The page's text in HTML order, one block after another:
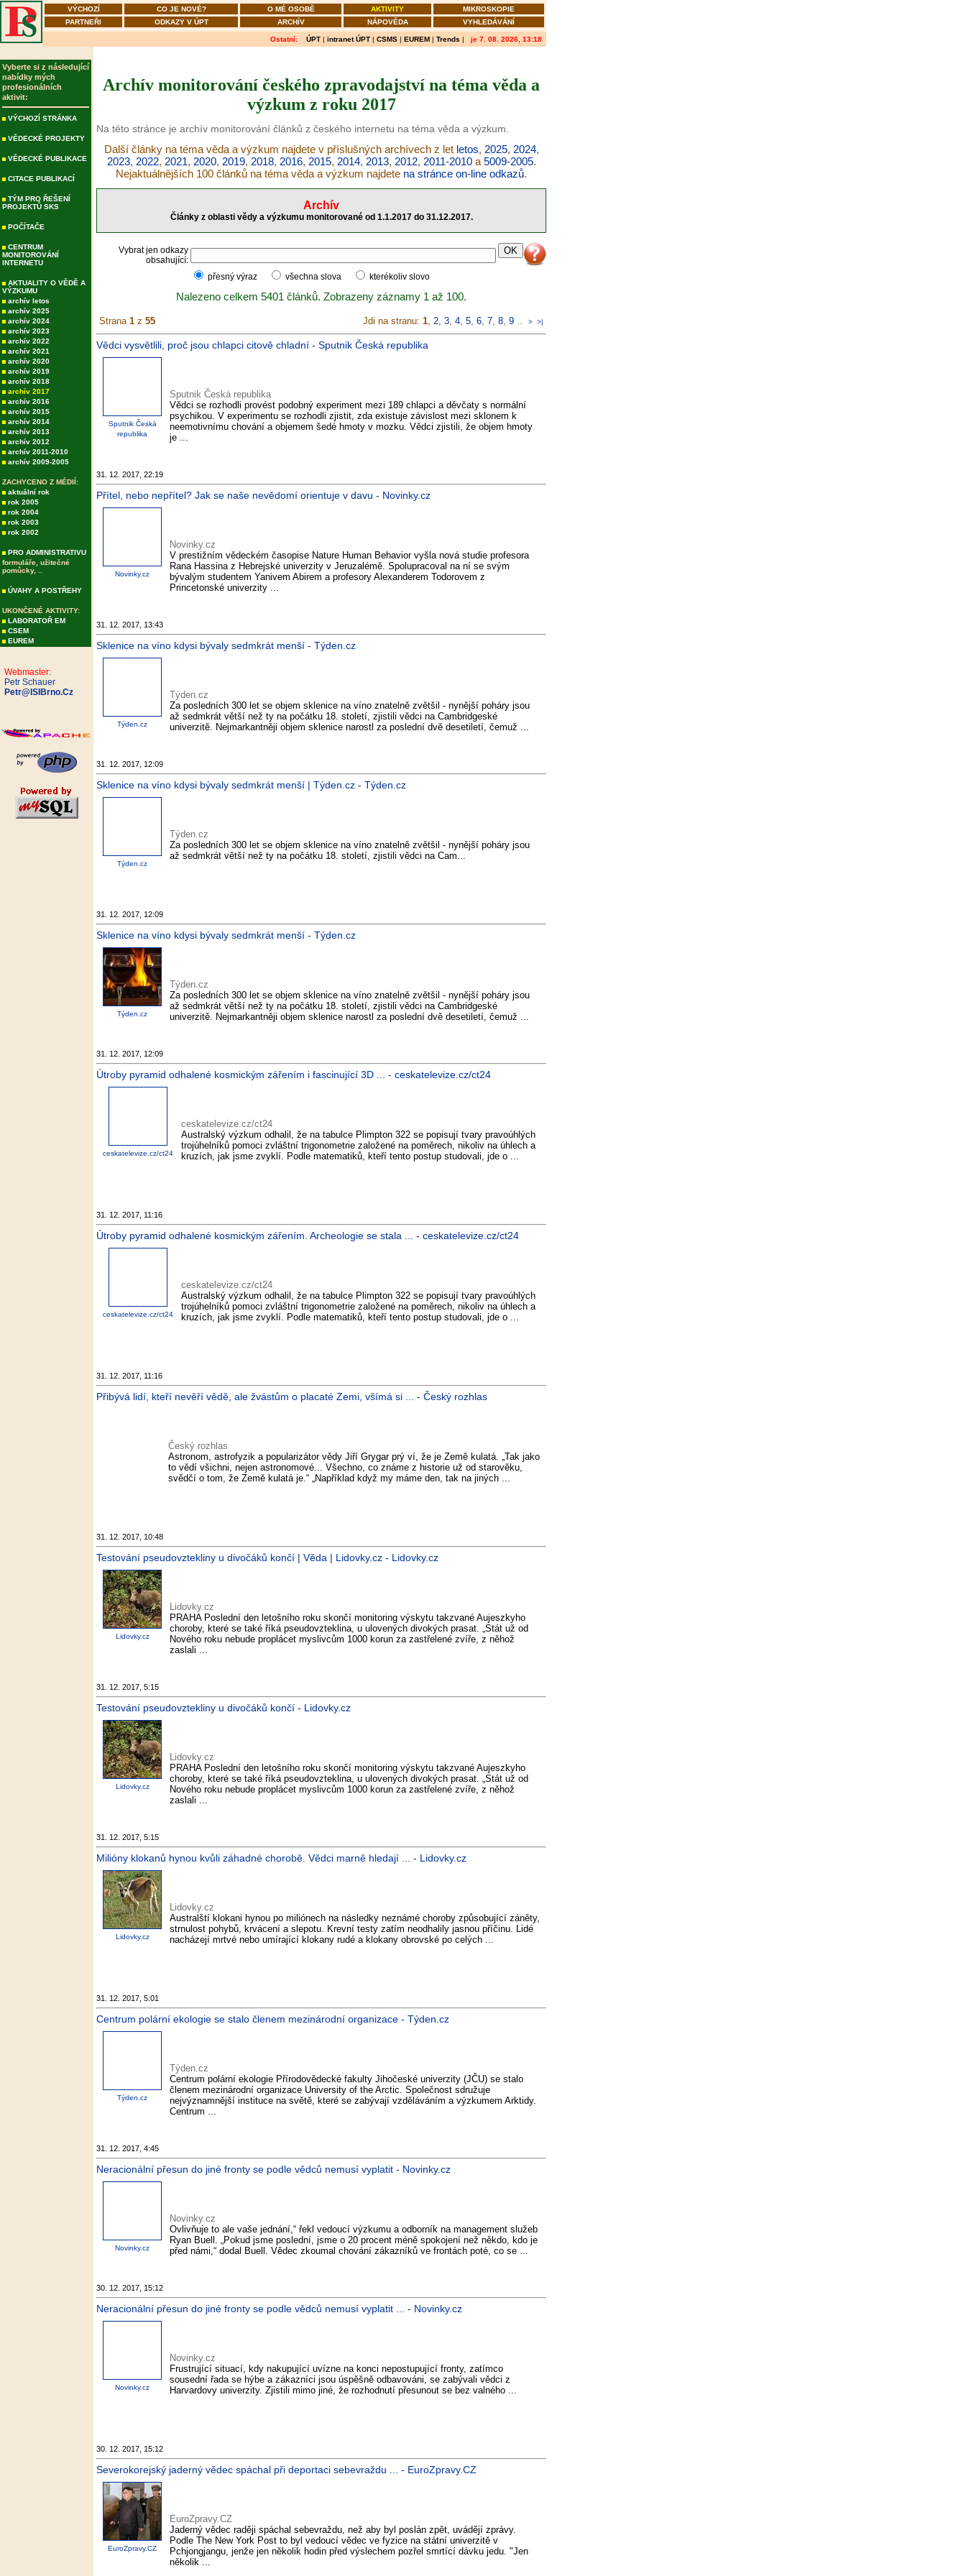
VÝCHOZÍ CO JE NOVÉ? O MÉ OSOBĚ AKTIVITY
MIKROSKOPIE
PARTNEŘI
ODKAZY V ÚPT ARCHÍV NÁPOVĚDA VYHLEDÁVÁNÍ
Ostatní: ÚPT | intranet ÚPT | CSMS | EUREM | Trends | je 7. 08. 2026, 13:18
Vyberte si z následující
nabídky mých
profesionálních
aktivit:
VÝCHOZÍ STRÁNKA
VĚDECKÉ PROJEKTY
VĚDECKÉ PUBLIKACE
CITACE PUBLIKACÍ
TÝM PRO ŘEŠENÍ
PROJEKTŮ SKS
POČÍTAČE
CENTRUM
MONITOROVÁNÍ
INTERNETU
AKTUALITY O VĚDĚ A
VÝZKUMU
archív letos
archív 2025
archív 2024
archív 2023
archív 2022
archív 2021
archív 2020
archív 2019
archív 2018
archív 2017
archív 2016
archív 2015
archív 2014
archív 2013
archív 2012
archív 2011-2010
archív 2009-2005
ZACHYCENO Z MÉDIÍ:
aktuální rok
rok 2005
rok 2004
rok 2003
rok 2002
PRO ADMINISTRATIVU
formuláře, užitečné
pomůcky, ..
ÚVAHY A POSTŘEHY
UKONČENÉ AKTIVITY:
LABORATOŘ EM
CSEM
EUREM
Webmaster:
Petr Schauer
Petr@ISIBrno.Cz
Archív monitorování českého zpravodajství na téma věda a
výzkum z roku 2017
Na této stránce je archív monitorování článků z českého internetu na téma věda a výzkum.
Další články na téma věda a výzkum najdete v příslušných archívech z let letos, 2025, 2024,
2023, 2022, 2021, 2020, 2019, 2018, 2016, 2015, 2014, 2013, 2012, 2011-2010a 5009-2005.
Nejaktuálnějších 100 článků na téma věda a výzkum najdete na stránce on-line odkazů.
Archív
Články z oblasti vědy a výzkumu monitorované od 1.1.2017 do 31.12.2017.
Vybrat jen odkazy
obsahující:
přesný výraz
všechna slova kterékoliv slovo
Nalezeno celkem 5401 článků. Zobrazeny záznamy 1 až 100.
Strana 1 z 55 Jdi na stranu: 1, 2, 3, 4, 5, 6, 7, 8, 9 .. > >|
Vědci vysvětlili, proč jsou chlapci citově chladní - Sputnik Česká republika
Sputnik Česká
republika
Sputnik Česká republika
Vědci se rozhodli provést podobný experiment mezi 189 chlapci a děvčaty s normální
psychikou. V experimentu se rozhodli zjistit, zda existuje závislost mezi sklonem k
neemotivnímu chování a objemem šedé hmoty v mozku. Vědci zjistili, že objem hmoty
je ...
31. 12. 2017, 22:19
Přítel, nebo nepřítel? Jak se naše nevědomí orientuje v davu - Novinky.cz
Novinky.cz
Novinky.cz
V prestižním vědeckém časopise Nature Human Behavior vyšla nová studie profesora
Rana Hassina z Hebrejské univerzity v Jeruzalémě. Spolupracoval na ní se svým
bývalým studentem Yanivem Abirem a profesory Alexanderem Todorovem z
Princetonské univerzity ...
31. 12. 2017, 13:43
Sklenice na víno kdysi bývaly sedmkrát menší - Týden.cz
Týden.cz
Týden.cz
Za posledních 300 let se objem sklenice na víno znatelně zvětšil - nynější poháry jsou
až sedmkrát větší než ty na počátku 18. století, zjistili vědci na Cambridgeské
univerzitě. Nejmarkantněji objem sklenice narostl za poslední dvě desetiletí, čemuž ...
31. 12. 2017, 12:09
Sklenice na víno kdysi bývaly sedmkrát menší | Týden.cz - Týden.cz
Týden.cz
Týden.cz
Za posledních 300 let se objem sklenice na víno znatelně zvětšil - nynější poháry jsou
až sedmkrát větší než ty na počátku 18. století, zjistili vědci na Cam...
31. 12. 2017, 12:09
Sklenice na víno kdysi bývaly sedmkrát menší - Týden.cz
Týden.cz
Týden.cz
Za posledních 300 let se objem sklenice na víno znatelně zvětšil - nynější poháry jsou
až sedmkrát větší než ty na počátku 18. století, zjistili vědci na Cambridgeské
univerzitě. Nejmarkantněji objem sklenice narostl za poslední dvě desetiletí, čemuž ...
31. 12. 2017, 12:09
Útroby pyramid odhalené kosmickým zářením i fascinující 3D ... - ceskatelevize.cz/ct24
ceskatelevize.cz/ct24
ceskatelevize.cz/ct24
Australský výzkum odhalil, že na tabulce Plimpton 322 se popisují tvary pravoúhlých
trojúhelníků pomoci zvláštní trigonometrie založené na poměrech, nikoliv na úhlech a
kruzích, jak jsme zvyklí. Podle matematiků, kteří tento postup studovali, jde o ...
31. 12. 2017, 11:16
Útroby pyramid odhalené kosmickým zářením. Archeologie se stala ... - ceskatelevize.cz/ct24
ceskatelevize.cz/ct24
ceskatelevize.cz/ct24
Australský výzkum odhalil, že na tabulce Plimpton 322 se popisují tvary pravoúhlých
trojúhelníků pomoci zvláštní trigonometrie založené na poměrech, nikoliv na úhlech a
kruzích, jak jsme zvyklí. Podle matematiků, kteří tento postup studovali, jde o ...
31. 12. 2017, 11:16
Přibývá lidí, kteří nevěří vědě, ale žvástům o placaté Zemi, všímá si ... - Český rozhlas
Český rozhlas
Astronom, astrofyzik a popularizátor vědy Jiří Grygar prý ví, že je Země kulatá. „Tak jako
to vědí všichni, nejen astronomové... Všechno, co známe z historie už od starověku,
svědčí o tom, že Země kulatá je.“ „Například když my máme den, tak na jiných ...
31. 12. 2017, 10:48
Testování pseudovztekliny u divočáků končí | Věda | Lidovky.cz - Lidovky.cz
Lidovky.cz
Lidovky.cz
PRAHA Poslední den letošního roku skončí monitoring výskytu takzvané Aujeszkyho
choroby, které se také říká pseudovzteklina, u ulovených divokých prasat. „Stát už od
Nového roku nebude proplácet myslivcům 1000 korun za zastřelené zvíře, z něhož
zaslali ...
31. 12. 2017, 5:15
Testování pseudovztekliny u divočáků končí - Lidovky.cz
Lidovky.cz
Lidovky.cz
PRAHA Poslední den letošního roku skončí monitoring výskytu takzvané Aujeszkyho
choroby, které se také říká pseudovzteklina, u ulovených divokých prasat. „Stát už od
Nového roku nebude proplácet myslivcům 1000 korun za zastřelené zvíře, z něhož
zaslali ...
31. 12. 2017, 5:15
Milióny klokanů hynou kvůli záhadné chorobě. Vědci marně hledají ... - Lidovky.cz
Lidovky.cz
Lidovky.cz
Australští klokani hynou po miliónech na následky neznámé choroby způsobující záněty,
strnulost pohybů, krvácení a slepotu. Krevní testy zatím neodhalily jasnou příčinu. Lidé
nacházejí mrtvé nebo umírající klokany rudé a klokany obrovské po celých ...
31. 12. 2017, 5:01
Centrum polární ekologie se stalo členem mezinárodní organizace - Týden.cz
Týden.cz
Týden.cz
Centrum polární ekologie Přírodovědecké fakulty Jihočeské univerzity (JČU) se stalo
členem mezinárodní organizace University of the Arctic. Společnost sdružuje
nejvýznamnější instituce na světě, které se zabývají vzděláváním a výzkumem Arktidy.
Centrum ...
31. 12. 2017, 4:45
Neracionální přesun do jiné fronty se podle vědců nemusí vyplatit - Novinky.cz
Novinky.cz
Novinky.cz
Ovlivňuje to ale vaše jednání,“ řekl vedoucí výzkumu a odborník na management služeb
Ryan Buell. „Pokud jsme poslední, jsme o 20 procent méně spokojení než někdo, kdo je
před námi,“ dodal Buell. Vědec zkoumal chování zákazníků ve frontách poté, co se ...
30. 12. 2017, 15:12
Neracionální přesun do jiné fronty se podle vědců nemusí vyplatit ... - Novinky.cz
Novinky.cz
Novinky.cz
Frustrující situací, kdy nakupující uvízne na konci nepostupující fronty, zatímco
sousední řada se hýbe a zákazníci jsou úspěšně odbavováni, se zabývali vědci z
Harvardovy univerzity. Zjistili mimo jiné, že rozhodnutí přesunout se bez valného ...
30. 12. 2017, 15:12
Severokorejský jaderný vědec spáchal při deportaci sebevraždu ... - EuroZpravy.CZ
EuroZpravy.CZ
EuroZpravy.CZ
Jaderný vědec raději spáchal sebevraždu, než aby byl poslán zpět, uvádějí zprávy.
Podle The New York Post to byl vedoucí vědec ve fyzice na státní univerzitě v
Pchjongjangu, jenže jen několik hodin před výslechem pozřel smrtící dávku jedu. "Jen
několik ...